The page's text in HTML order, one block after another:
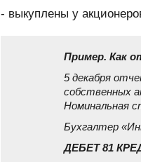
- выкуплены у
Пример. Как
5 декабря
собственных
Номинальная
Бухгалтер
ДЕБЕТ 81